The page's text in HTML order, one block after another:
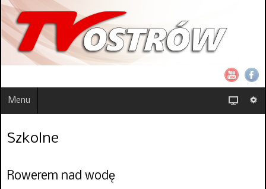
Menu
Szkolne
Rowerem nad wodę